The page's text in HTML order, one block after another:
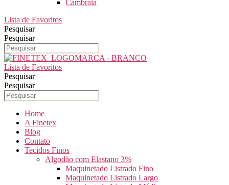
Cambraia
Lista de Favoritos
Pesquisar
Pesquisar
Lista de Favoritos
Pesquisar
Pesquisar
Home
A Finetex
Blog
Contato
Tecidos Finos
Algodão com Elastano 3%
Maquinetado Listrado Fino
Maquinetado Listrado Largo